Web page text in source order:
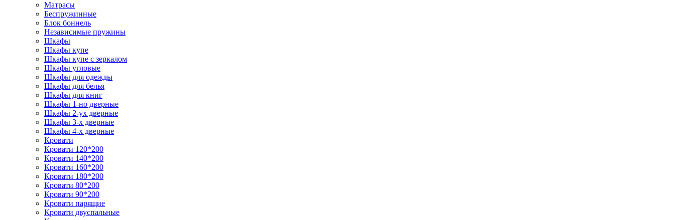
Матрасы
Беспружинные
Блок боннель
Независимые пружины
Шкафы
Шкафы купе
Шкафы купе с зеркалом
Шкафы угловые
Шкафы для одежды
Шкафы для белья
Шкафы для книг
Шкафы 1-но дверные
Шкафы 2-ух дверные
Шкафы 3-х дверные
Шкафы 4-х дверные
Кровати
Кровати 120*200
Кровати 140*200
Кровати 160*200
Кровати 180*200
Кровати 80*200
Кровати 90*200
Кровати парящие
Кровати двуспальные